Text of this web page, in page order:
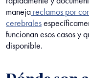
maneja reclamos por
cerebrales
funcionan esos casos y
disponible.